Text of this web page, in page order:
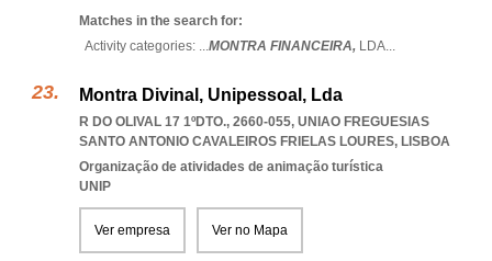
Matches in the search for:
Activity categories: ...MONTRA FINANCEIRA, LDA...
Montra Divinal, Unipessoal, Lda
R DO OLIVAL 17 1ºDTO., 2660-055, UNIAO FREGUESIAS
SANTO ANTONIO CAVALEIROS FRIELAS LOURES, LISBOA
Organização de atividades de animação turística
UNIP
Ver empresa Ver no Mapa